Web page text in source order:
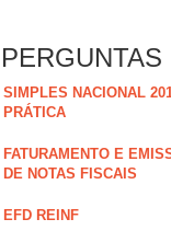
SIMPLES NACIONAL
PRÁTICA
FATURAMENTO E
DE NOTAS FISCAIS
EFD REINF